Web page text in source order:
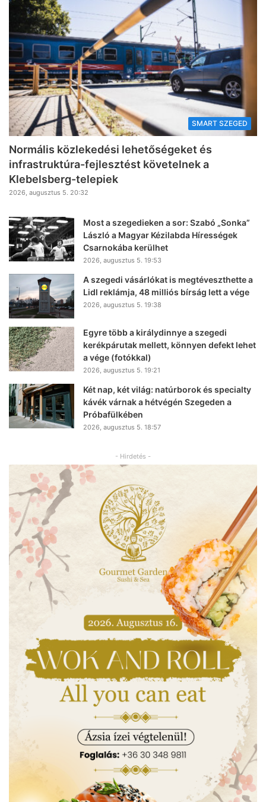
SMART SZEGED
Normális közlekedési lehetőségeket és
infrastruktúra-fejlesztést követelnek a
Klebelsberg-telepiek
2026, augusztus 5. 20:32
Most a szegedieken a sor: Szabó „Sonka”
László a Magyar Kézilabda Hírességek
Csarnokába kerülhet
2026, augusztus 5. 19:53
A szegedi vásárlókat is megtéveszthette a
Lidl reklámja, 48 milliós bírság lett a vége
2026, augusztus 5. 19:38
Egyre több a királydinnye a szegedi
kerékpárutak mellett, könnyen defekt lehet
a vége (fotókkal)
2026, augusztus 5. 19:21
Két nap, két világ: natúrborok és specialty
kávék várnak a hétvégén Szegeden a
Próbafülkében
2026, augusztus 5. 18:57
- Hirdetés -